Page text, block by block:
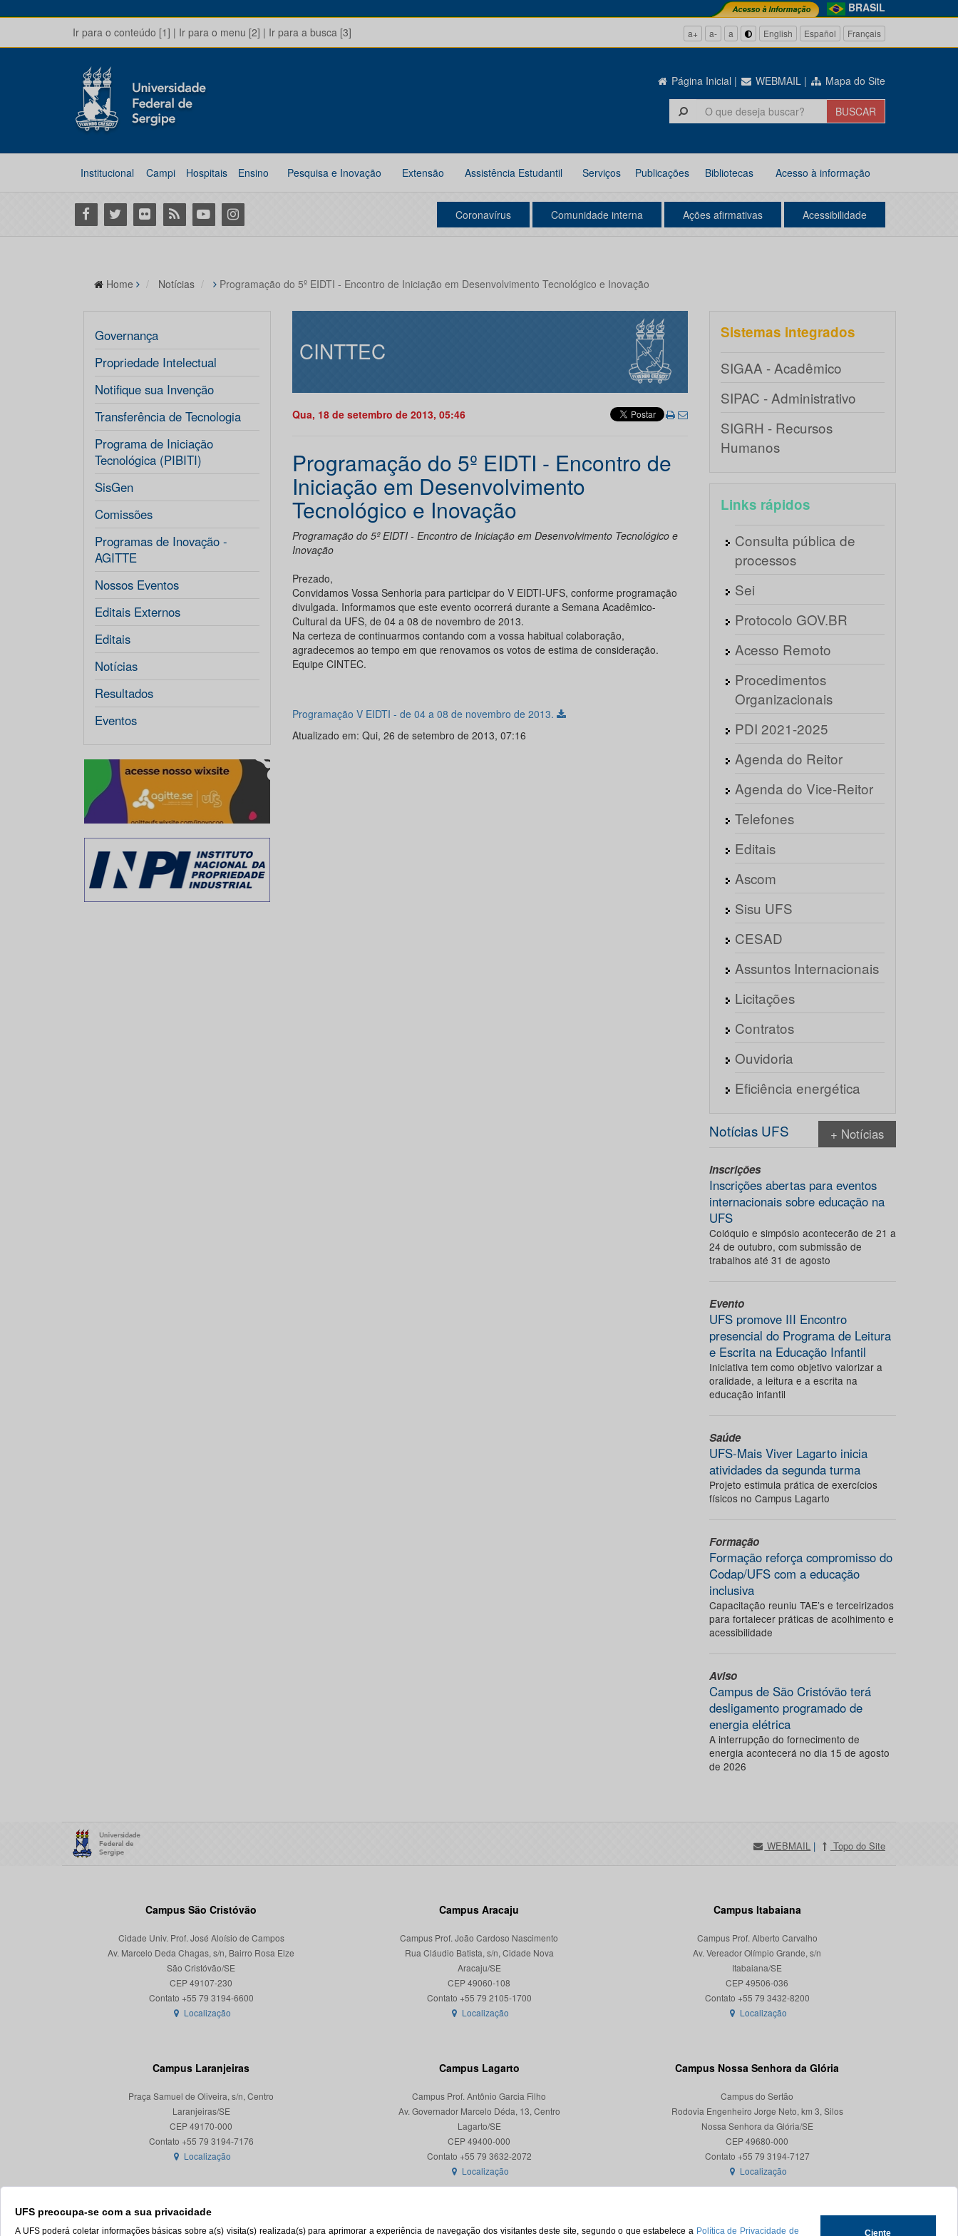
BRASIL
Ir para o conteúdo [1] | Ir para o menu [2] | Ir para a busca [3] a+ a- a English Español Français
Página Inicial | WEBMAIL | Mapa do Site
Institucional Campi Hospitais Ensino Pesquisa e Inovação Extensão Assistência Estudantil Serviços Publicações Bibliotecas Acesso à informação
Facebook
Twitter Flickr RSS YoutubeInstagram Coronavírus Comunidade interna Ações afirmativas Acessibilidade
UFS preocupa-se com a sua privacidade
A UFS poderá coletar informações básicas sobre a(s) visita(s) realizada(s) para aprimorar a experiência de navegação dos visitantes deste site, segundo o que estabelece a Política de Privacidade de Ciente
Home Notícias Programação do 5º EIDTI - Encontro de Iniciação em Desenvolvimento Tecnológico e Inovação
Governança
Propriedade Intelectual
Notifique sua Invenção
Transferência de Tecnologia
Programa de Iniciação
Tecnológica (PIBITI)
SisGen
Comissões
Programas de Inovação -
AGITTE
Nossos Eventos
Editais Externos
Editais
Notícias
Resultados
Eventos
CINTTEC
Qua, 18 de setembro de 2013, 05:46
Programação do 5º EIDTI - Encontro de
Iniciação em Desenvolvimento
Tecnológico e Inovação
Programação do 5º EIDTI - Encontro de Iniciação em Desenvolvimento Tecnológico e
Inovação
Prezado,
Convidamos Vossa Senhoria para participar do V EIDTI-UFS, conforme programação
divulgada. Informamos que este evento ocorrerá durante a Semana Acadêmico-
Cultural da UFS, de 04 a 08 de novembro de 2013.
Na certeza de continuarmos contando com a vossa habitual colaboração,
agradecemos ao tempo em que renovamos os votos de estima de consideração.
Equipe CINTEC.
Programação V EIDTI - de 04 a 08 de novembro de 2013.
Atualizado em: Qui, 26 de setembro de 2013, 07:16
Sistemas integrados
SIGAA - Acadêmico
SIPAC - Administrativo
SIGRH - Recursos
Humanos
Links rápidos
Consulta pública de
processos
Sei
Protocolo GOV.BR
Acesso Remoto
Procedimentos
Organizacionais
PDI 2021-2025
Agenda do Reitor
Agenda do Vice-Reitor
Telefones
Editais
Ascom
Sisu UFS
CESAD
Assuntos Internacionais
Licitações
Contratos
Ouvidoria
Eficiência energética
Notícias UFS + Notícias
Inscrições
Inscrições abertas para eventos
internacionais sobre educação na
UFS
Colóquio e simpósio acontecerão de 21 a
24 de outubro, com submissão de
trabalhos até 31 de agosto
Evento
UFS promove III Encontro
presencial do Programa de Leitura
e Escrita na Educação Infantil
Iniciativa tem como objetivo valorizar a
oralidade, a leitura e a escrita na
educação infantil
Saúde
UFS-Mais Viver Lagarto inicia
atividades da segunda turma
Projeto estimula prática de exercícios
físicos no Campus Lagarto
Formação
Formação reforça compromisso do
Codap/UFS com a educação
inclusiva
Capacitação reuniu TAE’s e terceirizados
para fortalecer práticas de acolhimento e
acessibilidade
Aviso
Campus de São Cristóvão terá
desligamento programado de
energia elétrica
A interrupção do fornecimento de
energia acontecerá no dia 15 de agosto
de 2026
WEBMAIL | Topo do Site
Campus São Cristóvão
Cidade Univ. Prof. José Aloísio de Campos
Av. Marcelo Deda Chagas, s/n, Bairro Rosa Elze
São Cristóvão/SE
CEP 49107-230
Localização
Campus Aracaju
Campus Prof. João Cardoso Nascimento
Rua Cláudio Batista, s/n, Cidade Nova
Aracaju/SE
CEP 49060-108
Localização
Campus Itabaiana
Campus Prof. Alberto Carvalho
Av. Vereador Olímpio Grande, s/n
Itabaiana/SE
CEP 49506-036
Localização
Campus Laranjeiras
Praça Samuel de Oliveira, s/n, Centro
Laranjeiras/SE
CEP 49170-000
Localização
Campus Lagarto
Campus Prof. Antônio Garcia Filho
Av. Governador Marcelo Déda, 13, Centro
Lagarto/SE
CEP 49400-000
Localização
Campus Nossa Senhora da Glória
Campus do Sertão
Rodovia Engenheiro Jorge Neto, km 3, Silos
Nossa Senhora da Glória/SE
CEP 49680-000
Contato +55 79 3194-7127
Localização